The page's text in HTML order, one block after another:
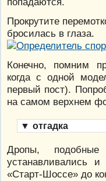
Прокрутите
бросилась в глаза.
Конечно, помним
когда с одной
первый пост).
на самом верхнем
▼ отгадка
Дропы,
устанавливались
«Старт-Шоссе» до